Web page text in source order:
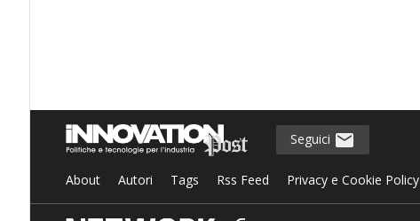
Seguici
About Autori Tags Rss Feed Privacy e Cookie Policy